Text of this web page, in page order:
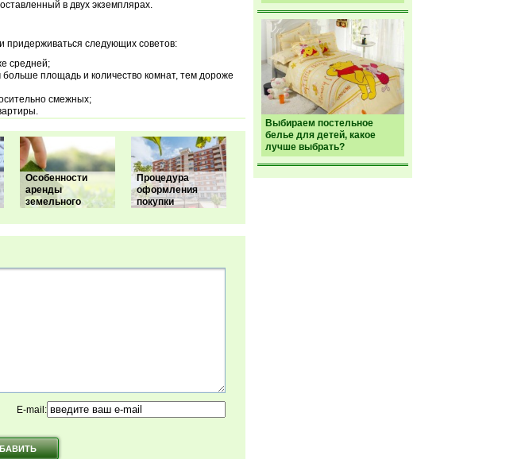
Выбираем постельное
белье для детей, какое
лучше выбрать?
в двух экземплярах.
следующих советов:
средней;
больше площадь и количество комнат, тем дороже
смежных;
Особенности
аренды
земельного
Процедура
оформления
покупки
E-mail: